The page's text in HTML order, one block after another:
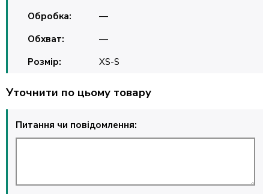
Обробка:
—
Обхват:
—
Розмір:
XS-S
Уточнити по цьому товару
Питання чи повідомлення: